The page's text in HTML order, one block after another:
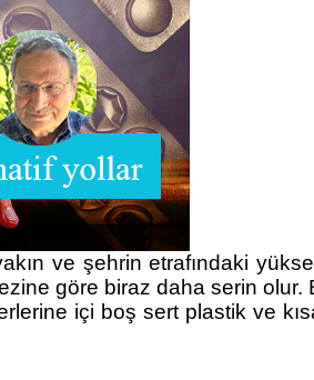
ve şehrin etrafındaki
göre biraz daha serin olur.
içi boş sert plastik ve